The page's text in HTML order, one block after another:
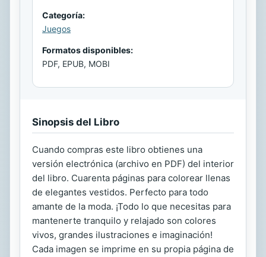
Categoría:
Juegos
Formatos disponibles:
PDF, EPUB, MOBI
Sinopsis del Libro
Cuando compras este libro obtienes una
versión electrónica (archivo en PDF) del interior
del libro. Cuarenta páginas para colorear llenas
de elegantes vestidos. Perfecto para todo
amante de la moda. ¡Todo lo que necesitas para
mantenerte tranquilo y relajado son colores
vivos, grandes ilustraciones e imaginación!
Cada imagen se imprime en su propia página de